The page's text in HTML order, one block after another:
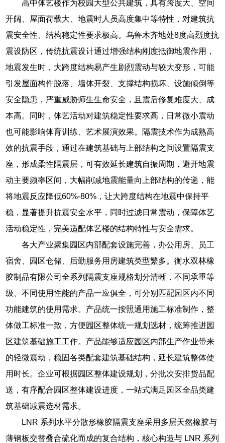
高中体艺楼作为校园大型公共建筑，具有跨度大、空间
开阔、屋面荷载大、地震时人员高度集中等特性，对建筑抗
震安全性、结构稳定性要求极高。乌鲁木齐地处8度高烈度抗
震设防区，传统抗震设计通过增强结构刚度抵御地震作用，
地震发生时，大跨度结构易产生剧烈震动与较大变形，可能
引发屋面构件脱落、墙体开裂、支撑结构损坏、设施倾倒等
安全隐患，严重威胁师生生命安全，且震后修复难度大、成
本高。同时，体艺活动对建筑稳定性要求高，日常微小震动
也可能影响体育训练、艺术展演效果。隔震技术作为成熟高
效的抗震手段，通过在建筑基础与上部结构之间设置隔震支
座，形成柔性隔震层，可有效延长建筑自振周期，避开地震
动主要频率区间，大幅削减地震能量向上部结构的传递，能
将地震反应降低60%-80%，让大跨度结构在地震中保持平
稳，显著提升抗震安全水平，同时过滤日常震动，保障体艺
活动稳定性，完美适配体艺楼的结构特性与安全需求。
各大产业聚集园区内部配套设施完善，办公用房、员工
宿舍、园区仓储、后勤服务用房建筑类型繁多。衡水双林橡
胶制品有限公司全系列隔震支座规格划分清晰，不同承重等
级、不同使用性能的产品一应俱全，可分别匹配园区内不同
功能建筑的使用需求。产品统一按照通用施工标准制作，整
体做工标准一致，方便园区整体统一规划选材，统筹推进园
区建筑基础施工工作。产品能够适应园区内部生产作业带来
的轻微震动，稳固各类配套建筑基础结构，延长建筑整体使
用时长。企业可根据园区整体建设规划，分批次安排货品配
送，有序配合园区整体建设进度，一站式满足园区全品类建
筑基础减震选材需求。
LNR 系列水平分散形橡胶隔震支座采用多层天然橡胶与
薄钢板交替叠合硫化而成的复合结构，核心构造与 LNR 系列